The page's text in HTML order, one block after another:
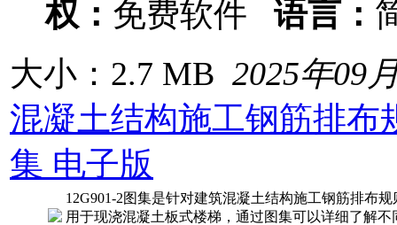
权： 免费软件 语言：
大小：2.7 MB 2025年09
混凝土结构施工钢筋排布
集 电子版
12G901-2图集是针对建筑混凝土结构施工钢筋排布
用于现浇混凝土板式楼梯，通过图集可以详细了解